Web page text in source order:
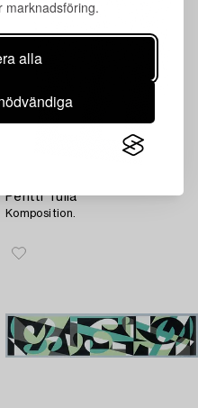
marknadsföring.
alla
Pentti Tulla
Komposition.